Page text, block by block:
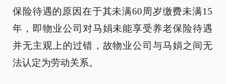
保险待遇的原因在于其未满60周岁缴费未满15
年，即物业公司对马娟未能享受养老保险待遇
并无主观上的过错，故物业公司与马娟之间无
法认定为劳动关系。